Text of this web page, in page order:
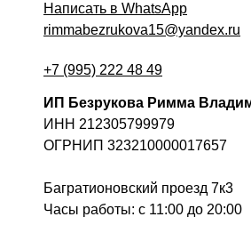
Написать в WhatsApp
rimmabezrukova15@yandex.ru
+7 (995) 222 48 49
ИП Безрукова Римма
ИНН 212305799979
ОГРНИП 323210000017657
Багратионовский проезд 7к3
Часы работы: c 11:00 до 20:00